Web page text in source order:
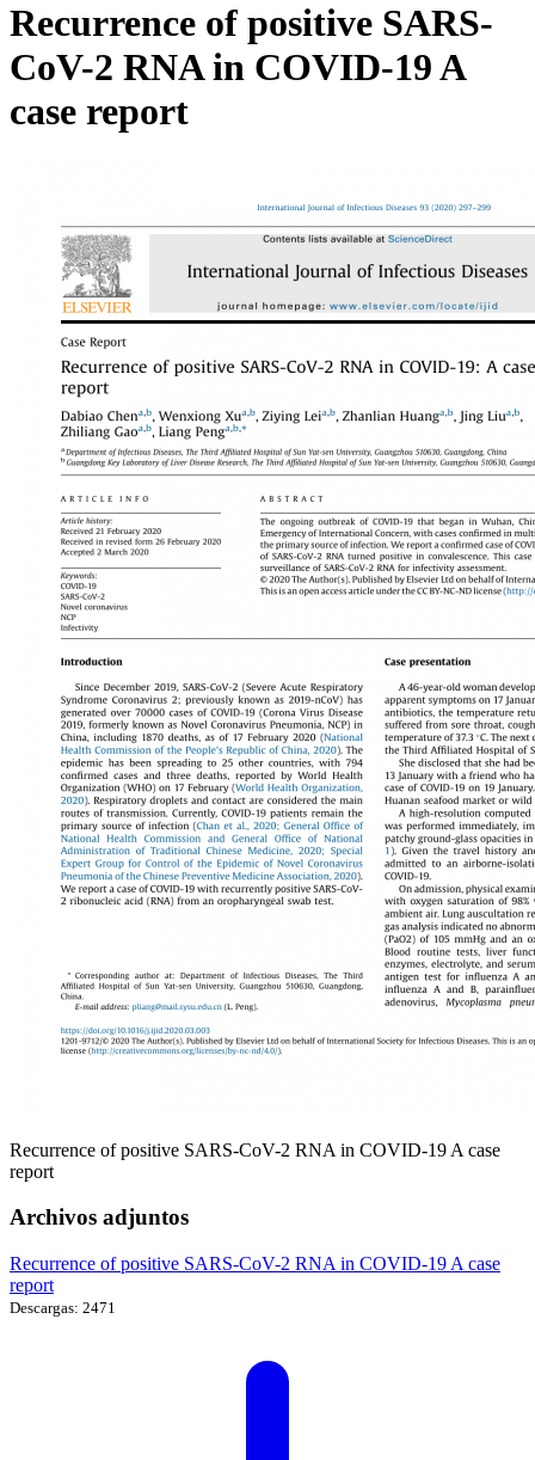
Recurrence of positive SARS-
CoV-2 RNA in COVID-19 A
case report
Recurrence of positive SARS-CoV-2 RNA in COVID-19 A case
report
Archivos adjuntos
Recurrence of positive SARS-CoV-2 RNA in COVID-19 A case
report
Descargas: 2471